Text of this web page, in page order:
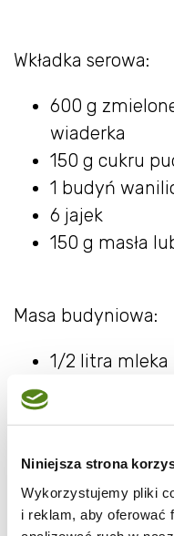
Niniejsza strona
Wykorzystujemy pliki
i reklam, aby oferować
Wkładka serowa:
600 g
wiaderka
150 g cukru
1 budyń
6 jajek
150 g masła
Masa budyniowa:
1/2 litra mleka
250 g masła